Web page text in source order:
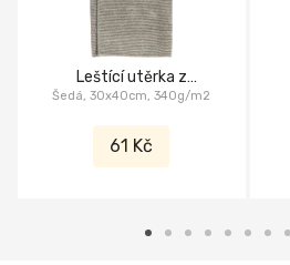
Leštící utěrka z
mikrovlákna
Šedá, 30x40cm, 340g/m2
61 Kč